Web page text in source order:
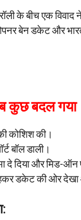
के बीच एक विवाद
बेन डकेट और
कुछ बदल गया
कोशिश की।
बॉल डाली।
दिया और मिड-ऑन
डकेट की ओर देखा